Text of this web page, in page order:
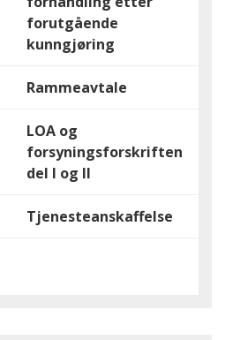
forutgående
kunngjøring
Rammeavtale
LOA og
forsyningsforskriften
del I og II
Tjenesteanskaffelse